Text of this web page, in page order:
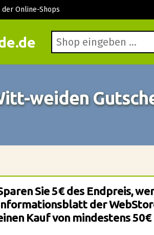
Online-Shops
weiden
Sie 5€ des Endpreis,
der
Kauf von mindestens 50€